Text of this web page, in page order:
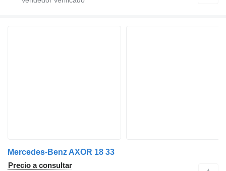
Mercedes-Benz AXOR 18 33
Precio a consultar